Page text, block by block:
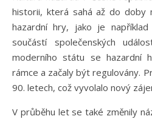
historii, která sahá až do doby
hazardní hry, jako je
součástí společenských
moderního státu se hazardní
rámce a začaly být regulovány.
90. letech, což vyvolalo nový
V průběhu let se také změnily